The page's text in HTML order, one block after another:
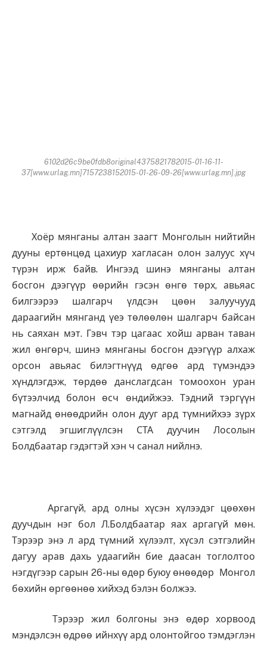
6102d26c9be0fdb8original4375821782015-01-16-11-
37[www.urlag.mn]7157238152015-01-26-09-26[www.urlag.mn].jpg
Хоёр мянганы алтан заагт Монголын нийтийн
дууны ертөнцөд цахиур хагласан олон залуус хүч
түрэн ирж байв. Ингээд шинэ мянганы алтан
босгон дээгүүр өөрийн гэсэн өнгө төрх, авьяас
билгээрээ шалгарч үлдсэн цөөн залуучууд
дараагийн мянганд үеэ төлөөлөн шалгарч байсан
нь саяхан мэт. Гэвч тэр цагаас хойш арван таван
жил өнгөрч, шинэ мянганы босгон дээгүүр алхаж
орсон авьяас билэгтнүүд өдгөө ард түмэндээ
хүндлэгдэж, төрдөө данслагдсан томоохон уран
бүтээлчид болон өсч өндийжээ. Тэдний тэргүүн
магнайд өнөөдрийн олон дууг ард түмнийхээ зүрх
сэтгэлд эгшиглүүлсэн СТА дуучин Лосолын
Болдбаатар гэдэгтэй хэн ч санал нийлнэ.
Аргагүй, ард олны хүсэн хүлээдэг цөөхөн
дуучдын нэг бол Л.Болдбаатар яах аргагүй мөн.
Тэрээр энэ л ард түмний хүлээлт, хүсэл сэтгэлийн
дагуу арав дахь удаагийн бие даасан тоглолтоо
нэгдүгээр сарын 26-ны өдөр буюу өнөөдөр Монгол
бөхийн өргөөнөө хийхэд бэлэн болжээ.
Тэрээр жил болгоны энэ өдөр хорвоод
мэндэлсэн өдрөө ийнхүү ард олонтойгоо тэмдэглэн